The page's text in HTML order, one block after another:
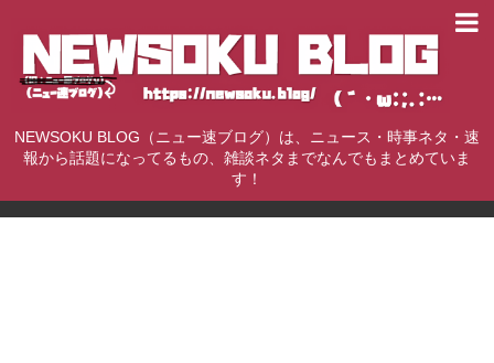
NEWSOKU BLOG（ニュー速ブログ）は、ニュース・時事ネタ・速
報から話題になってるもの、雑談ネタまでなんでもまとめていま
す！